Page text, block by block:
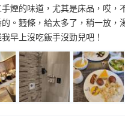
煙的味道，尤其是床品，哎
。麪條，給太多了，稍一放
早上沒吃飯手沒勁兒吧！